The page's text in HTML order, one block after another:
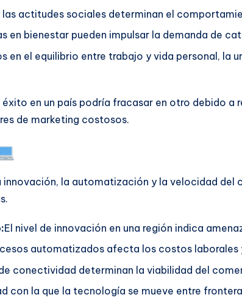
las actitudes sociales determinan el
en bienestar pueden impulsar la demanda de
en el equilibrio entre trabajo y vida personal, la
en un país podría fracasar en otro debido
de marketing costosos.
la automatización y la velocidad
El nivel de innovación en una región indica
automatizados afecta los costos laborales
conectividad determinan la viabilidad del
con la que la tecnología se mueve entre